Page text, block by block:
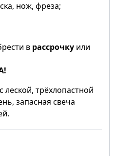
нож, фреза;
в рассрочку или
леской, трёхлопастной
запасная свеча